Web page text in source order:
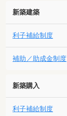
新築建築
利子補給制度
補助／助成金制度
新築購入
利子補給制度